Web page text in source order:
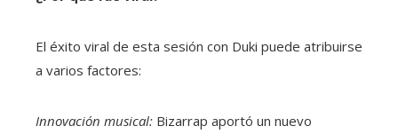
El éxito viral de esta sesión con Duki puede atribuirse
a varios factores:
Innovación musical: Bizarrap aportó un nuevo